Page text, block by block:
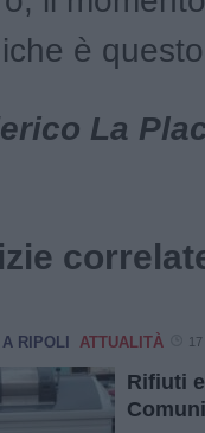
è
La
RIPOLI ATTUALITÀ
Rifiuti